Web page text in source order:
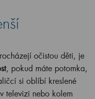
očistou děti, je
, pokud máte potomka,
si oblíbí kreslené
televizi nebo kolem